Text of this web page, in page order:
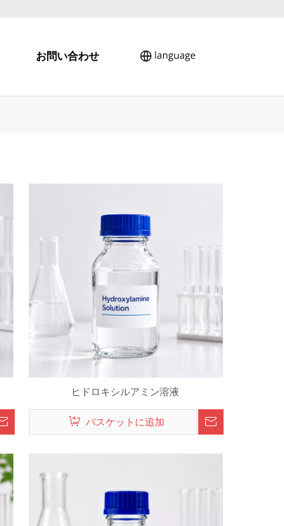
お問い合わせ
ヒドロキシルアミン溶液
バスケットに追加